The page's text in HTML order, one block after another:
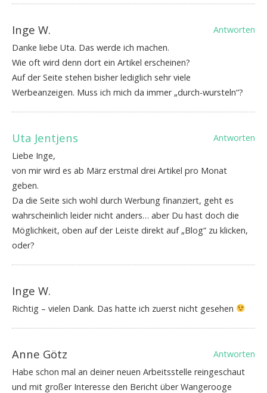
Inge W.
Antworten
Danke liebe Uta. Das werde ich machen.
Wie oft wird denn dort ein Artikel erscheinen?
Auf der Seite stehen bisher lediglich sehr viele
Werbeanzeigen. Muss ich mich da immer „durch-wursteln“?
Uta Jentjens
Antworten
Liebe Inge,
von mir wird es ab März erstmal drei Artikel pro Monat
geben.
Da die Seite sich wohl durch Werbung finanziert, geht es
wahrscheinlich leider nicht anders… aber Du hast doch die
Möglichkeit, oben auf der Leiste direkt auf „Blog“ zu klicken,
oder?
Inge W.
Richtig – vielen Dank. Das hatte ich zuerst nicht gesehen
Anne Götz
Antworten
Habe schon mal an deiner neuen Arbeitsstelle reingeschaut
und mit großer Interesse den Bericht über Wangerooge